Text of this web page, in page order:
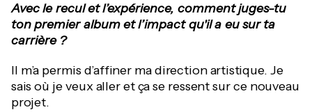
Avec le recul et l’expérience, comment juges-tu
ton premier album et l’impact qu'il a eu sur ta
carrière ?
Il m’a permis d’affiner ma direction artistique. Je
sais où je veux aller et ça se ressent sur ce nouveau
projet.